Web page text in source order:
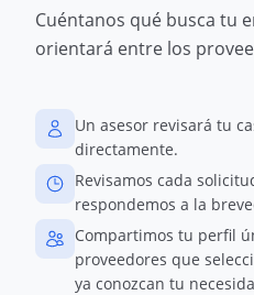
Cuéntanos qué busca tu
orientará entre los
Un asesor revisará tu
directamente.
Revisamos cada
respondemos a la
Compartimos tu perfil
proveedores que
ya conozcan tu